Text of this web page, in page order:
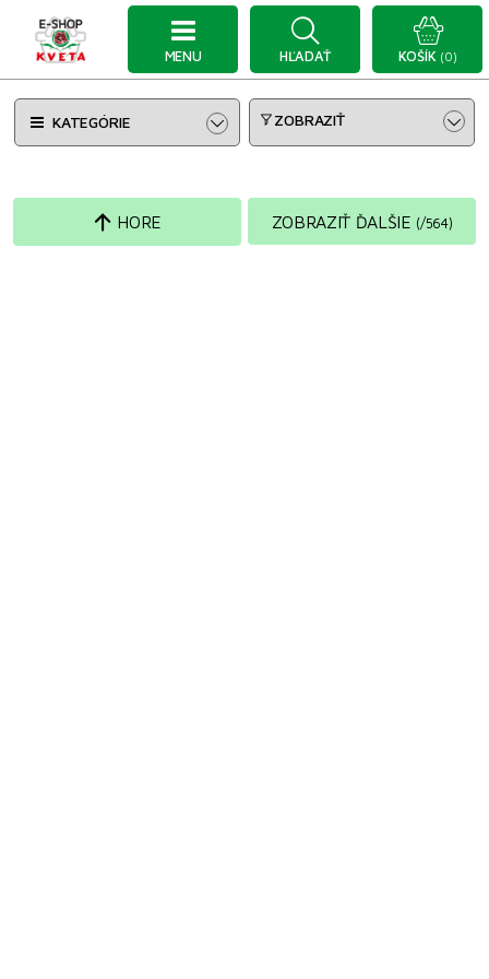
MENU HĽADAŤ KOŠÍK (0)
KATEGÓRIE ZOBRAZIŤ
ZOBRAZIŤ ĎALŠIE (/564)
HORE